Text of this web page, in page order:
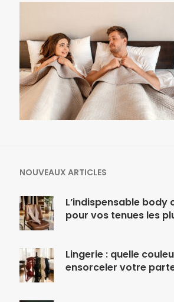
NOUVEAUX ARTICLES
L’indispensable body
pour vos tenues les
Lingerie : quelle
ensorceler votre